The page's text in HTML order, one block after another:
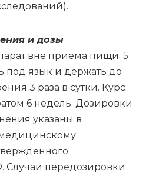
и до­зы
вне приема пищи. 5
под язык и держать до
3 раза в сутки. Курс
6 недель. Дозировки
указаны в
передозировки